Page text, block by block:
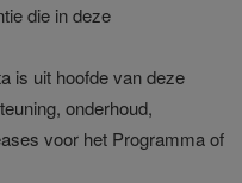
die in deze
is uit hoofde van deze
onderhoud,
voor het Programma of